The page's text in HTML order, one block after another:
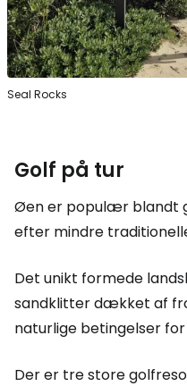
Seal Rocks
Golf på tur
Øen er populær blandt
efter mindre
Det unikt formede
sandklitter dækket af
naturlige betingelser
Der er tre store